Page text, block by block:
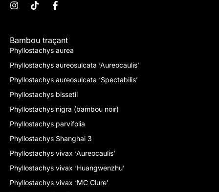
Bambou traçant
Phyllostachys aurea
Phyllostachys aureosulcata ‘Aureocaulis’
Phyllostachys aureosulcata ‘Spectabilis’
Phyllostachys bissetii
Phyllostachys nigra (bambou noir)
Phyllostachys parvifolia
Phyllostachys Shanghai 3
Phyllostachys vivax ‘Aureocaulis’
Phyllostachys vivax ‘Huangwenzhu’
Phyllostachys vivax ‘MC Clure’